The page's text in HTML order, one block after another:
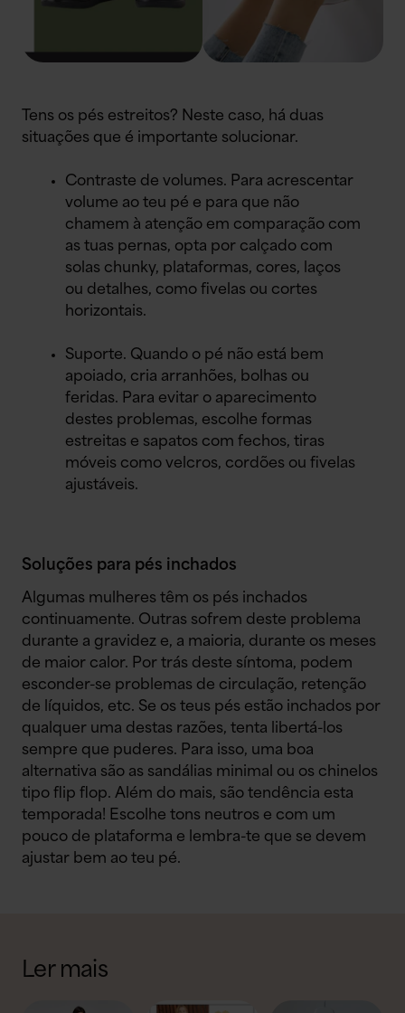
Tens os pés estreitos? Neste caso, há duas
situações que é importante solucionar.
Contraste de volumes. Para acrescentar
volume ao teu pé e para que não
chamem à atenção em comparação com
as tuas pernas, opta por calçado com
solas chunky, plataformas, cores, laços
ou detalhes, como fivelas ou cortes
horizontais.
Suporte. Quando o pé não está bem
apoiado, cria arranhões, bolhas ou
feridas. Para evitar o aparecimento
destes problemas, escolhe formas
estreitas e sapatos com fechos, tiras
móveis como velcros, cordões ou fivelas
ajustáveis.
Soluções para pés inchados
Algumas mulheres têm os pés inchados
continuamente. Outras sofrem deste problema
durante a gravidez e, a maioria, durante os meses
de maior calor. Por trás deste síntoma, podem
esconder-se problemas de circulação, retenção
de líquidos, etc. Se os teus pés estão inchados por
qualquer uma destas razões, tenta libertá-los
sempre que puderes. Para isso, uma boa
alternativa são as sandálias minimal ou os chinelos
tipo flip flop. Além do mais, são tendência esta
temporada! Escolhe tons neutros e com um
pouco de plataforma e lembra-te que se devem
ajustar bem ao teu pé.
Ler mais